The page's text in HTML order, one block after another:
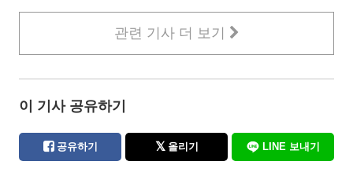
관련 기사 더 보기
이 기사 공유하기
공유하기 올리기 LINE 보내기